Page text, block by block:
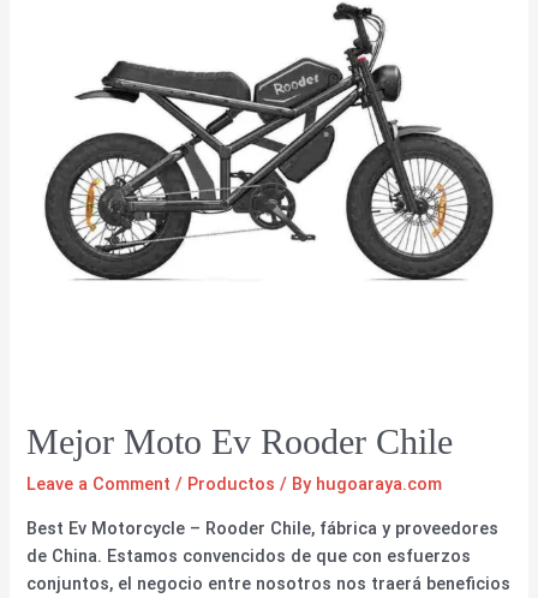
Mejor Moto Ev Rooder Chile
Leave a Comment / Productos / By hugoaraya.com
Best Ev Motorcycle – Rooder Chile, fábrica y proveedores
de China. Estamos convencidos de que con esfuerzos
conjuntos, el negocio entre nosotros nos traerá beneficios